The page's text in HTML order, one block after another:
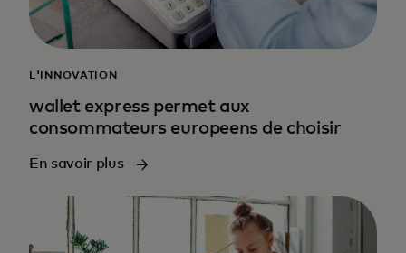
L'INNOVATION
wallet express permet aux
consommateurs europeens de choisir
En savoir plus